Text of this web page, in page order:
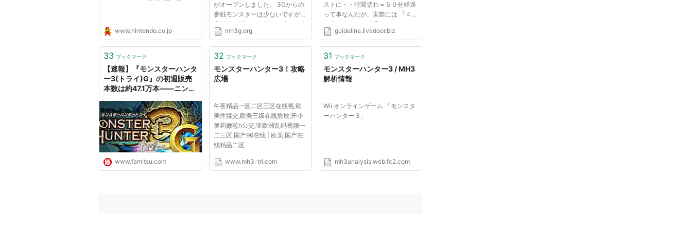
www.nintendo.co.jp
がオープンしました。 3Gからの
参戦モンスターは少ないですが、
高低差を活かした新しい狩りを楽
しめるようです。 スマホ用のペ
ご利用下さい。 HDverにデータ
のHD...
mh3g.org
ストに・・時間切れ＝５０分経過
って事なんだが、実際には 『４
５分程度』しか経過していなかっ
た。 あれ・・これはもしや・・
る事にしました。 結果は・・ク
かｗ １...
guideline.livedoor.biz
33 ブックマーク
【速報】『モンスターハンタ
ー3(トライ)G』の初週販売
本数は約47.1万本――ニンテ
300万台突破 - ファミ
通.com
www.famitsu.com
32 ブックマーク
モンスターハンター3！攻略
広場
午夜精品一区二区三区在线视,欧
美性猛交,欧美三级在线播放,开小
箩莉嫩苞h公交,亚欧洲乱码视频一
二三区,国产96在线 | 欧美,国产在
线精品二区
www.mh3-tri.com
31 ブックマーク
モンスターハンター3 / MH3
解析情報
Wii オンラインゲーム 「モンスタ
ーハンター 3」
mh3analysis.web.fc2.com